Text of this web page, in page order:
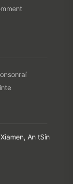
An tSín